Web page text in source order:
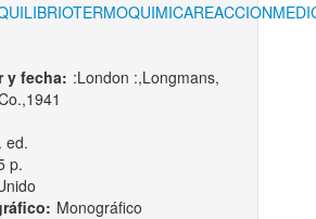
TERMOQUIMICAREACCION
y fecha: :London :,Longmans,
ed.
p.
Monográfico